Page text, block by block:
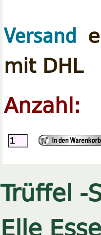
Versand
mit DHL
Anzahl:
Trüffel -
Elle